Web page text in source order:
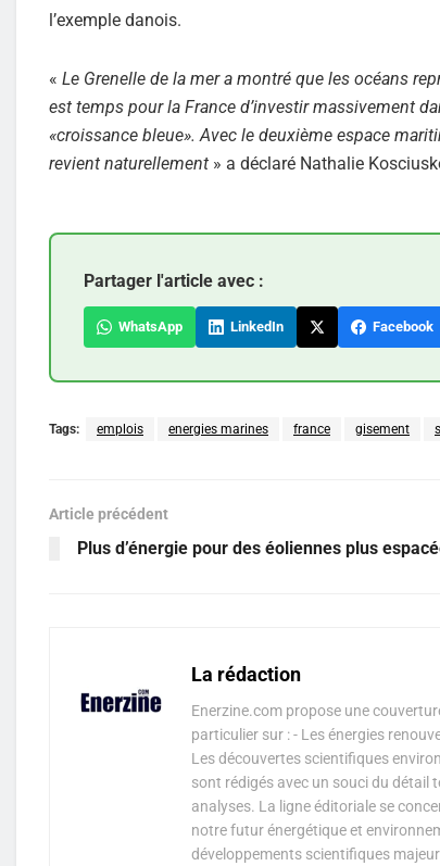
l’exemple danois.
« Le Grenelle de la mer a montré que les océans
est temps pour la France d’investir massivement
«croissance bleue». Avec le deuxième espace
revient naturellement » a déclaré Nathalie
Partager l'article avec :
WhatsApp LinkedIn Facebook
Tags: emplois energies marines france gisement
Article précédent
Plus d’énergie pour des éoliennes plus
La rédaction
Enerzine.com propose une
particulier sur : - Les énergies
Les découvertes scientifiques
sont rédigés avec un souci du détail
analyses. La ligne éditoriale se
notre futur énergétique et
développements scientifiques